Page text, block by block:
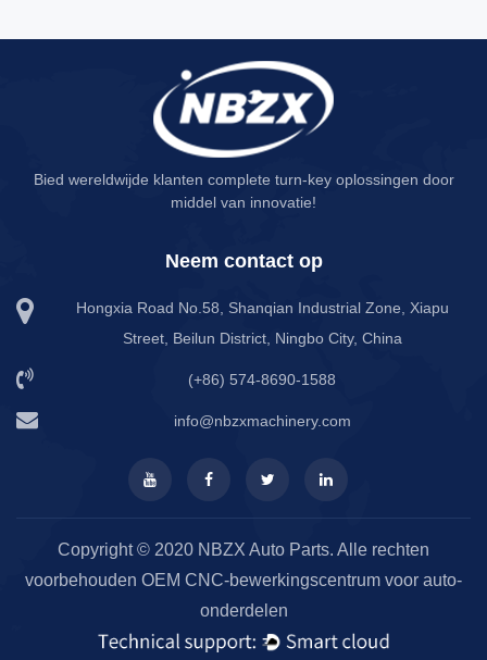
Bied wereldwijde klanten complete turn-key oplossingen door
middel van innovatie!
Neem contact op
Hongxia Road No.58, Shanqian Industrial Zone, Xiapu
Street, Beilun District, Ningbo City, China
(+86) 574-8690-1588
info@nbzxmachinery.com
Copyright © 2020 NBZX Auto Parts. Alle rechten
voorbehouden OEM CNC-bewerkingscentrum voor auto-
onderdelen